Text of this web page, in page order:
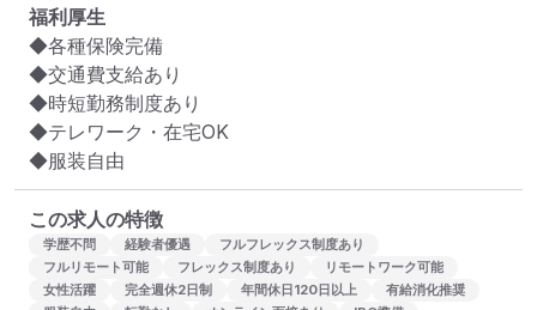
福利厚生
◆各種保険完備
◆交通費支給あり
◆時短勤務制度あり
◆テレワーク・在宅OK
◆服装自由
この求人の特徴
学歴不問 経験者優遇
フルフレックス制度あり
フルリモート可能
フレックス制度あり
リモートワーク可能
女性活躍
完全週休2日制 年間休日120日以上
有給消化推奨